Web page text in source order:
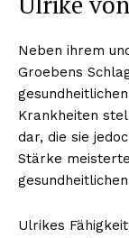
Neben ihrem
Groebens
Krankheiten
dar, die sie
Stärke
Ulrikes